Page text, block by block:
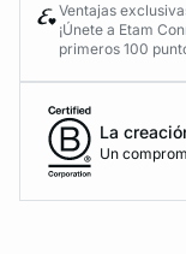
Ventajas
¡Únete a Etam
primeros 100
La
Un